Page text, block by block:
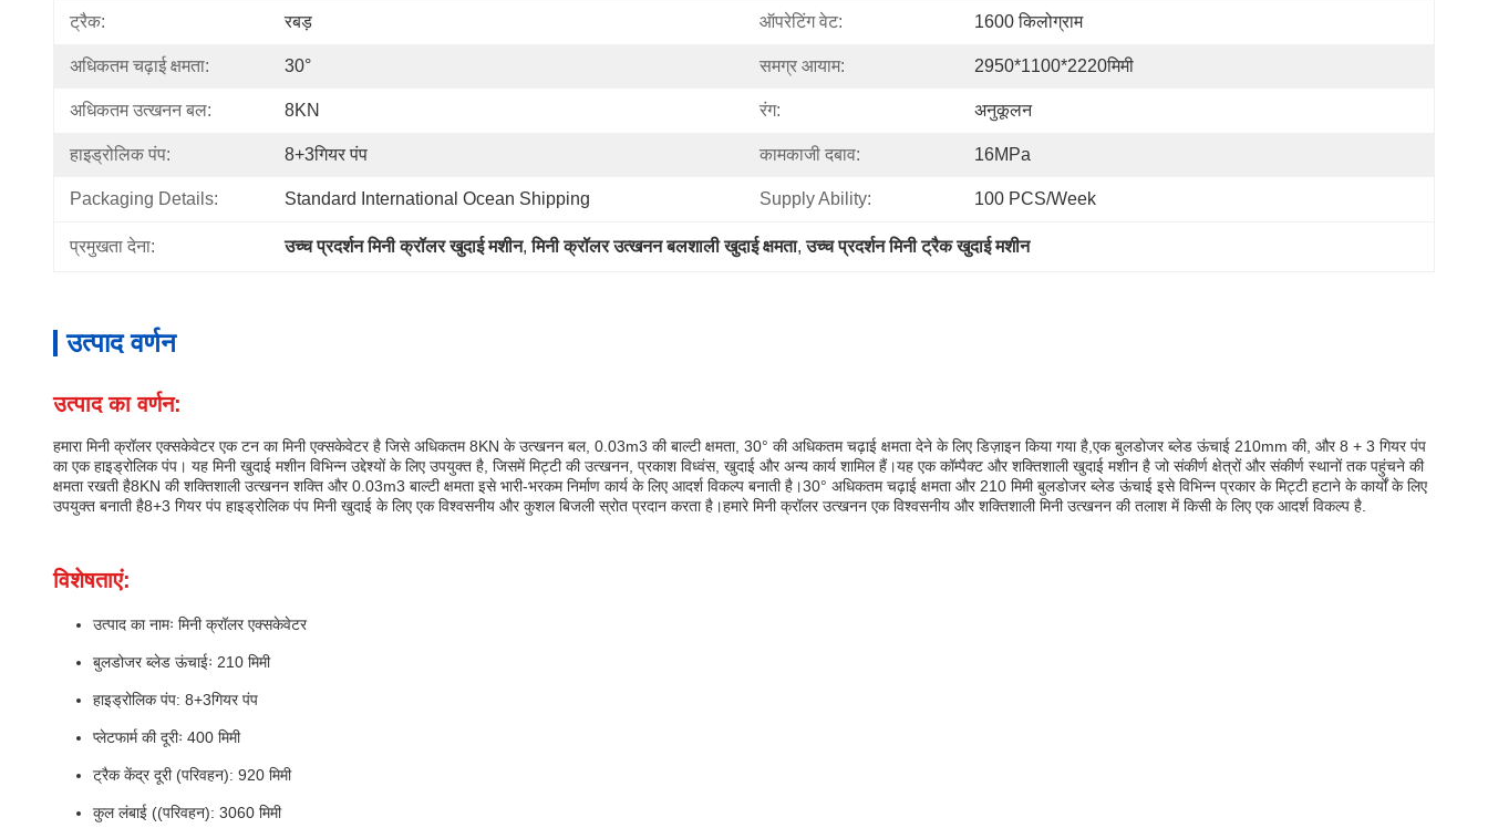
ट्रैक: रबड़ ऑपरेटिंग वेट: 1600 किलोग्राम
अधिकतम चढ़ाई क्षमता: 30° समग्र आयाम: 2950*1100*2220मिमी
अधिकतम उत्खनन बल: 8KN रंग: अनुकूलन
हाइड्रोलिक पंप: 8+3गियर पंप कामकाजी दबाव: 16MPa
Packaging Details: Standard International Ocean Shipping Supply Ability: 100 PCS/Week
प्रमुखता देना: उच्च प्रदर्शन मिनी क्रॉलर खुदाई मशीन, मिनी क्रॉलर उत्खनन बलशाली खुदाई क्षमता, उच्च प्रदर्शन मिनी ट्रैक खुदाई मशीन
उत्पाद वर्णन
उत्पाद का वर्णन:
हमारा मिनी क्रॉलर एक्सकेवेटर एक टन का मिनी एक्सकेवेटर है जिसे अधिकतम 8KN के उत्खनन बल, 0.03m3 की बाल्टी क्षमता, 30° की अधिकतम चढ़ाई क्षमता देने के लिए डिज़ाइन किया गया है,एक बुलडोजर ब्लेड ऊंचाई 210mm की, और 8 + 3 गियर पंप
का एक हाइड्रोलिक पंप। यह मिनी खुदाई मशीन विभिन्न उद्देश्यों के लिए उपयुक्त है, जिसमें मिट्टी की उत्खनन, प्रकाश विध्वंस, खुदाई और अन्य कार्य शामिल हैं।यह एक कॉम्पैक्ट और शक्तिशाली खुदाई मशीन है जो संकीर्ण क्षेत्रों और संकीर्ण स्थानों तक पहुंचने की
क्षमता रखती है8KN की शक्तिशाली उत्खनन शक्ति और 0.03m3 बाल्टी क्षमता इसे भारी-भरकम निर्माण कार्य के लिए आदर्श विकल्प बनाती है।30° अधिकतम चढ़ाई क्षमता और 210 मिमी बुलडोजर ब्लेड ऊंचाई इसे विभिन्न प्रकार के मिट्टी हटाने के कार्यों के लिए
उपयुक्त बनाती है8+3 गियर पंप हाइड्रोलिक पंप मिनी खुदाई के लिए एक विश्वसनीय और कुशल बिजली स्रोत प्रदान करता है।हमारे मिनी क्रॉलर उत्खनन एक विश्वसनीय और शक्तिशाली मिनी उत्खनन की तलाश में किसी के लिए एक आदर्श विकल्प है.
विशेषताएं:
उत्पाद का नामः मिनी क्रॉलर एक्सकेवेटर
बुलडोजर ब्लेड ऊंचाईः 210 मिमी
हाइड्रोलिक पंप: 8+3गियर पंप
प्लेटफार्म की दूरीः 400 मिमी
ट्रैक केंद्र दूरी (परिवहन): 920 मिमी
कुल लंबाई ((परिवहन): 3060 मिमी